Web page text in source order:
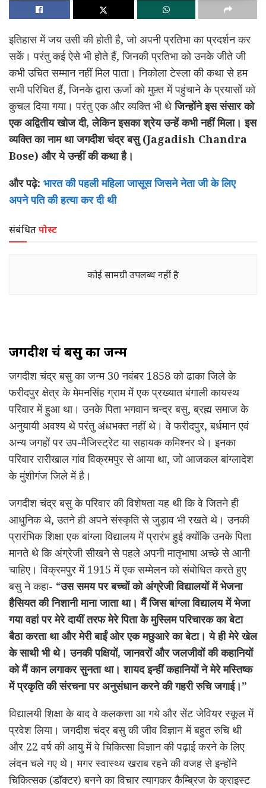
इतिहास में जय उसी की होती है, जो अपनी प्रतिभा का प्रदर्शन कर
सकें। परंतु कई ऐसे भी होते हैं, जिनकी प्रतिभा को उनके जीते जी
कभी उचित सम्मान नहीं मिल पाता। निकोला टेस्ला की कथा से हम
सभी परिचित हैं, जिनके द्वारा ऊर्जा को मुफ़्त में पहुंचाने के प्रयासों को
कुचल दिया गया। परंतु एक और व्यक्ति भी थेजिन्होंने इस संसार को
एक अद्वितीय खोज दी, लेकिन इसका श्रेय उन्हें कभी नहीं मिला। इस
व्यक्ति का नाम था जगदीश चंद्र बसु (Jagadish Chandra
Bose) और ये उन्हीं की कथा है।
और पढ़े: भारत की पहली महिला जासूस जिसने नेता जी के लिए
अपने पति की हत्या कर दी थी
संबंधितपोस्ट
कोई सामग्री उपलब्ध नहीं है
जगदीश चंद्र बसु का जन्म
जगदीश चंद्र बसु का जन्म 30 नवंबर 1858 को ढाका जिले के
फरीदपुर क्षेत्र के मेमनसिंह ग्राम में एक प्रख्यात बंगाली कायस्थ
परिवार में हुआ था। उनके पिता भगवान चन्द्र बसु, ब्रह्म समाज के
अनुयायी अवश्य थे परंतु अंधभक्त नहीं थे। वे फरीदपुर, बर्धमान एवं
अन्य जगहों पर उप-मैजिस्ट्रेट या सहायक कमिश्नर थे। इनका
परिवार रारीखाल गांव विक्रमपुर से आया था, जो आजकल बांग्लादेश
के मुंशीगंज जिले में है।
जगदीश चंद्र बसु के परिवार की विशेषता यह थी कि वे जितने ही
आधुनिक थे, उतने ही अपने संस्कृति से जुड़ाव भी रखते थे। उनकी
प्रारंभिक शिक्षा एक बांग्ला विद्यालय में प्रारंभ हुई क्योंकि उनके पिता
मानते थे कि अंग्रेजी सीखने से पहले अपनी मातृभाषा अच्छे से आनी
चाहिए। विक्रमपुर में 1915 में एक सम्मेलन को संबोधित करते हुए
बसु ने कहा- “उस समय पर बच्चों को अंग्रेजी विद्यालयों में भेजना
हैसियत की निशानी माना जाता था। मैं जिस बांग्ला विद्यालय में भेजा
गया वहां पर मेरे दायीं तरफ मेरे पिता के मुस्लिम परिचारक का बेटा
बैठा करता था और मेरी बाईं ओर एक मछुआरे का बेटा। ये ही मेरे खेल
के साथी भी थे। उनकी पक्षियों, जानवरों और जलजीवों की कहानियों
को मैं कान लगाकर सुनता था। शायद इन्हीं कहानियों ने मेरे मस्तिष्क
में प्रकृति की संरचना पर अनुसंधान करने की गहरी रुचि जगाई।”
विद्यालयी शिक्षा के बाद वे कलकत्ता आ गये और सेंट जेवियर स्कूल में
प्रवेश लिया। जगदीश चंद्र बसु की जीव विज्ञान में बहुत रुचि थी
और 22 वर्ष की आयु में वे चिकित्सा विज्ञान की पढ़ाई करने के लिए
लंदन चले गए थे। मगर स्वास्थ्य खराब रहने की वजह से इन्होंने
चिकित्सक (डॉक्टर) बनने का विचार त्यागकर कैम्ब्रिज के क्राइस्ट